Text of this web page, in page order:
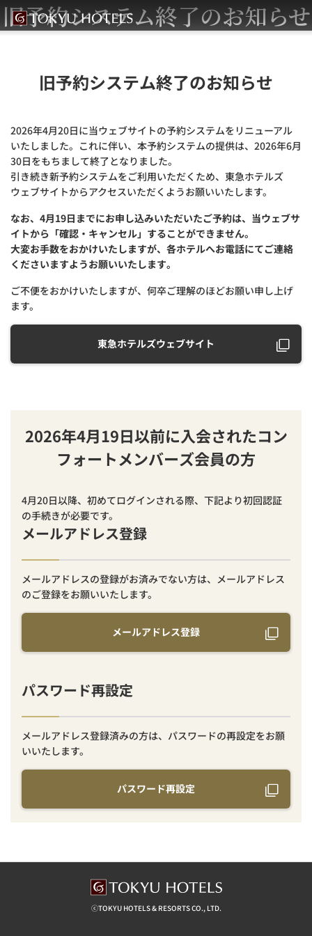
旧予約システム終了のお知らせ
旧予約システム終了のお知らせ
2026年4月20日に当ウェブサイトの予約システムをリニューアル
いたしました。これに伴い、本予約システムの提供は、2026年6月
30日をもちまして終了となりました。
引き続き新予約システムをご利用いただくため、東急ホテルズ
ウェブサイトからアクセスいただくようお願いいたします。
なお、4月19日までにお申し込みいただいたご予約は、当ウェブサ
イトから「確認・キャンセル」することができません。
大変お手数をおかけいたしますが、各ホテルへお電話にてご連絡
くださいますようお願いいたします。
ご不便をおかけいたしますが、何卒ご理解のほどお願い申し上げ
ます。
東急ホテルズウェブサイト
2026年4月19日以前に入会されたコン
フォートメンバーズ会員の方
4月20日以降、初めてログインされる際、下記より初回認証
の手続きが必要です。
メールアドレス登録
メールアドレスの登録がお済みでない方は、メールアドレス
のご登録をお願いいたします。
メールアドレス登録
パスワード再設定
メールアドレス登録済みの方は、パスワードの再設定をお願
いいたします。
パスワード再設定
ⓒTOKYU HOTELS & RESORTS CO., LTD.